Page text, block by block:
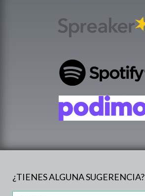
¿TIENES ALGUNA SUGERENCIA?